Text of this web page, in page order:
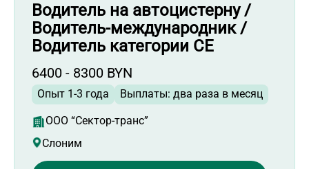
Водитель на автоцистерну /
Водитель-международник /
Водитель категории СЕ
6400 - 8300 BYN
Опыт 1-3 года Выплаты: два раза в месяц
ООО “Сектор-транс”
Слоним